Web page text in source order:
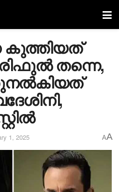
തന്നെ,
1, 2025 AA